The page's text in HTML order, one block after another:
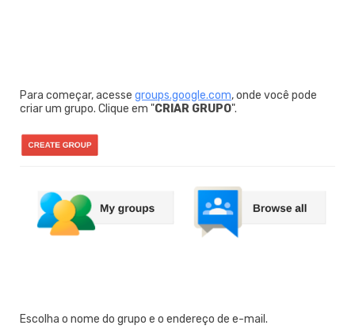
Para começar, acesse groups.google.com, onde você pode
criar um grupo. Clique em "CRIAR GRUPO".
Escolha o nome do grupo e o endereço de e-mail.